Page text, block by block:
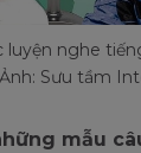
luyện nghe
Sưu tầm
mẫu